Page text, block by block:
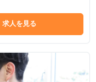
求人を見る